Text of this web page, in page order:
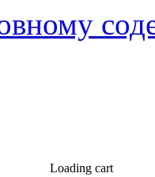
Loading cart